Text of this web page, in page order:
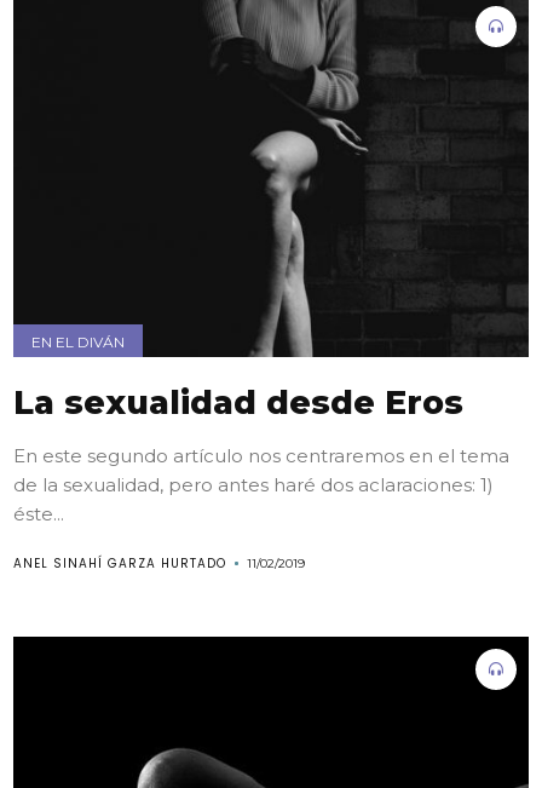
EN EL DIVÁN
La sexualidad desde Eros
En este segundo artículo nos centraremos en el tema
de la sexualidad, pero antes haré dos aclaraciones: 1)
éste...
ANEL SINAHÍ GARZA HURTADO 11/02/2019